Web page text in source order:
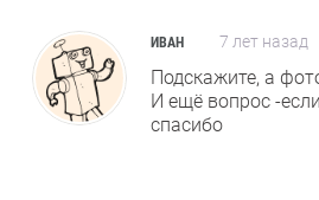
ИВАН 7 лет назад
Подскажите, а
И ещё вопрос -
спасибо